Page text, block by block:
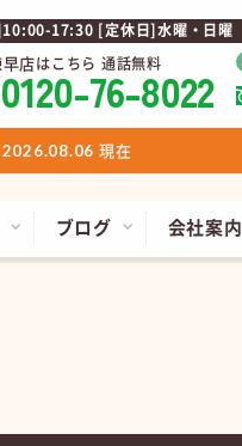
17:30 [定休日]水曜・日曜
店はこちら 通話無料
0120-76-8022
ブログ 会社案内
2026.08.06 現在